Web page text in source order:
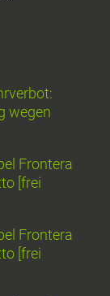
wegen
Frontera
[frei
Frontera
[frei